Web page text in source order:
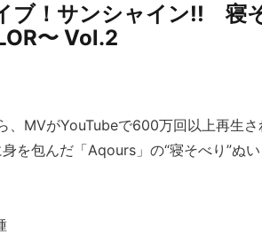
ブ！サンシャイン!! 寝
〜 Vol.2
、MVがYouTubeで600万回以上再生
を包んだ「Aqours」の“寝そべり”ぬ